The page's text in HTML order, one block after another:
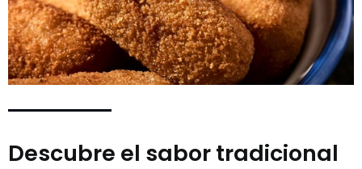
Descubre el sabor tradicional